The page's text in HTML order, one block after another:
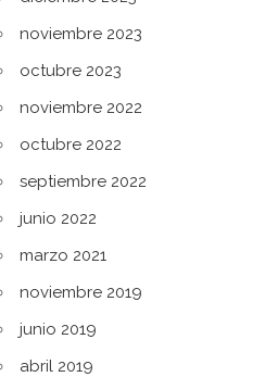
noviembre 2023
octubre 2023
noviembre 2022
octubre 2022
septiembre 2022
junio 2022
marzo 2021
noviembre 2019
junio 2019
abril 2019